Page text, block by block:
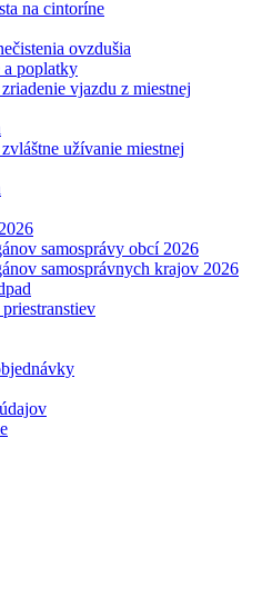
na cintoríne
ovzdušia
a poplatky
vjazdu z miestnej
užívanie miestnej
samosprávy obcí 2026
samosprávnych krajov 2026